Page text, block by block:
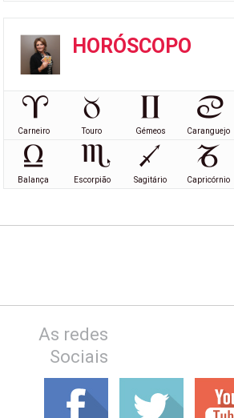
HORÓSCOPO
Carneiro Touro Gémeos Caranguejo
Balança Escorpião Sagitário Capricórnio
As redes
Sociais